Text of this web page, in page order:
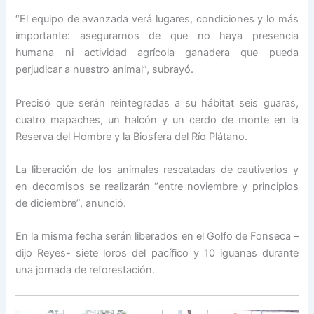
“El equipo de avanzada verá lugares, condiciones y lo más
importante: asegurarnos de que no haya presencia
humana ni actividad agrícola ganadera que pueda
perjudicar a nuestro animal”, subrayó.
Precisó que serán reintegradas a su hábitat seis guaras,
cuatro mapaches, un halcón y un cerdo de monte en la
Reserva del Hombre y la Biosfera del Río Plátano.
La liberación de los animales rescatadas de cautiverios y
en decomisos se realizarán “entre noviembre y principios
de diciembre”, anunció.
En la misma fecha serán liberados en el Golfo de Fonseca –
dijo Reyes- siete loros del pacífico y 10 iguanas durante
una jornada de reforestación.